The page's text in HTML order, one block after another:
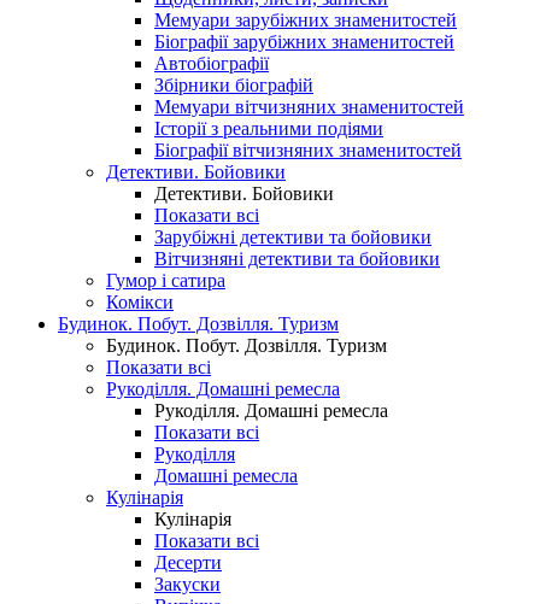
Мемуари зарубіжних знаменитостей
Біографії зарубіжних знаменитостей
Автобіографії
Збірники біографій
Мемуари вітчизняних знаменитостей
Історії з реальними подіями
Біографії вітчизняних знаменитостей
Детективи. Бойовики
Детективи. Бойовики
Показати всі
Зарубіжні детективи та бойовики
Вітчизняні детективи та бойовики
Гумор і сатира
Комікси
Будинок. Побут. Дозвілля. Туризм
Будинок. Побут. Дозвілля. Туризм
Показати всі
Рукоділля. Домашні ремесла
Рукоділля. Домашні ремесла
Показати всі
Рукоділля
Домашні ремесла
Кулінарія
Кулінарія
Показати всі
Десерти
Закуски